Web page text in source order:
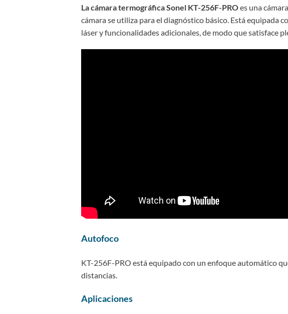
La cámara termográfica Sonel KT-256F-PROes una
cámara se utiliza para el diagnóstico básico. Está equipada
láser y funcionalidades adicionales, de modo que satisface
Autofoco
KT-256F-PRO está equipado con un enfoque automático
distancias.
Aplicaciones